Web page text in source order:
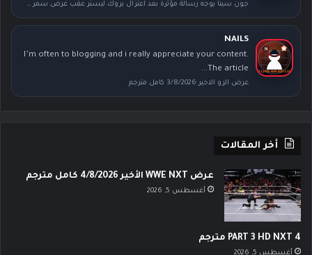
جون سينا يوجه رسالة مؤثرة بعد اعتزال بروك ليسنر عقب عرض سمر سلام
NAILS
I’m often to blogging and i really appreciate your content.
The article...
عرض الرو الاخير 3/8/2026 كامل مترجم
أخر المقالات
عرض WWE NXT الأخير 4/8/2026 كامل مترجم
أغسطس 5, 2026
PART 3 HD NXT 4 مترجم
أغسطس 5, 2026